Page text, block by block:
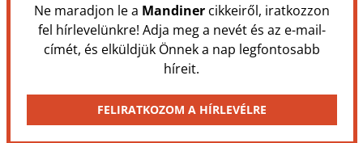
Ne maradjon le a Mandinercikkeiről, iratkozzon
fel hírlevelünkre! Adja meg a nevét és az e-mail-
címét, és elküldjük Önnek a nap legfontosabb
híreit.
FELIRATKOZOM A HÍRLEVÉLRE